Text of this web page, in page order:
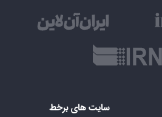
سایت های برخط